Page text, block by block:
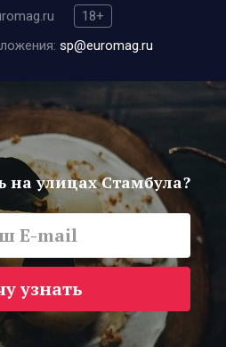
18+
sp@euromag.ru
на улицах Стамбула?
узнать